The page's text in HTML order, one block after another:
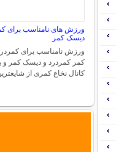
ورزش های نامناسب برای
دیسک کمر
ورزش نامناسب برای
کمر کمردرد و دیسک کمر و
کانال نخاع کمری از